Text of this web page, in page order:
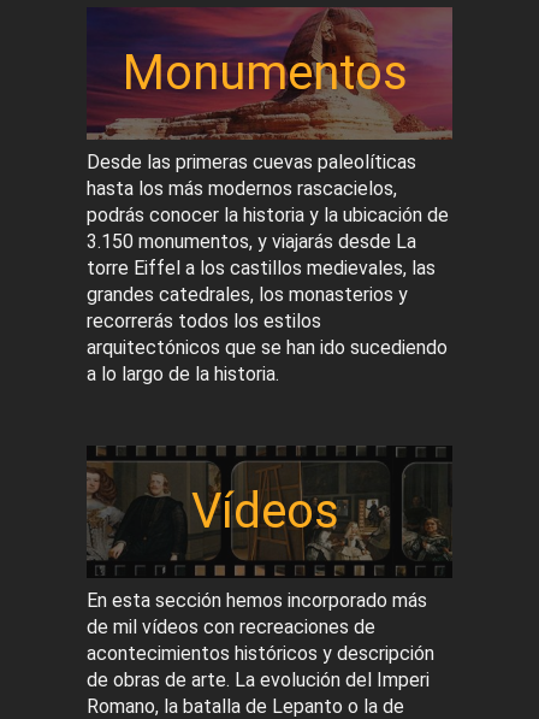
Monumentos
Desde las primeras cuevas paleolíticas
hasta los más modernos rascacielos,
podrás conocer la historia y la ubicación de
3.150 monumentos, y viajarás desde La
torre Eiffel a los castillos medievales, las
grandes catedrales, los monasterios y
recorrerás todos los estilos
arquitectónicos que se han ido sucediendo
a lo largo de la historia.
Vídeos
En esta sección hemos incorporado más
de mil vídeos con recreaciones de
acontecimientos históricos y descripción
de obras de arte. La evolución del Imperi
Romano, la batalla de Lepanto o la de